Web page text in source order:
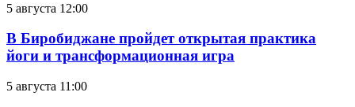
5 августа 12:00
В Биробиджане пройдет открытая практика
йоги и трансформационная игра
5 августа 11:00